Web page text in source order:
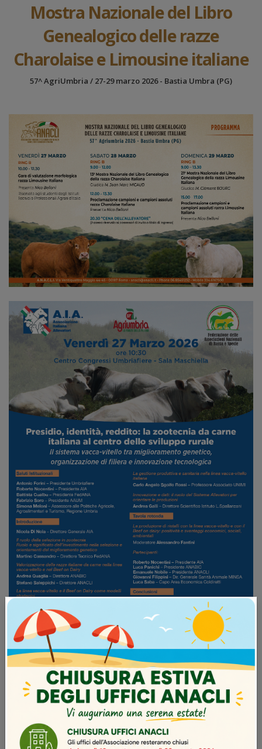
Mostra Nazionale del Libro
Genealogico delle razze
Charolaise e Limousine italiane
57^ AgriUmbria / 27-29 marzo 2026 - Bastia Umbra (PG)